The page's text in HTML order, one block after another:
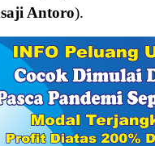
Antoro).